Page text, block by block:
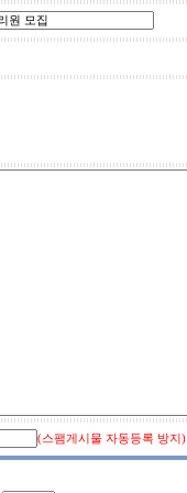
(스팸게시물 자동등록 방지)